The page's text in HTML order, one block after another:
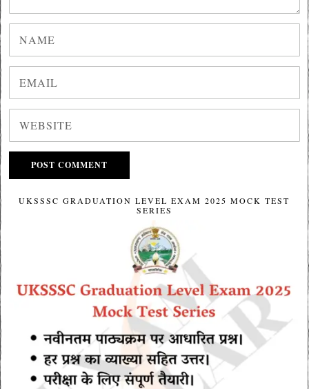
UKSSSC GRADUATION LEVEL EXAM 2025 MOCK TEST
SERIES